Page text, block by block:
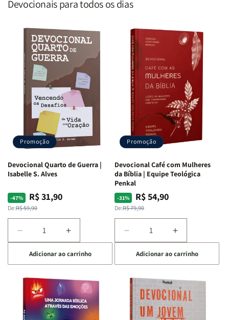
Devocionais para todos os dias
Promoção
Devocional Quarto de Guerra |
Isabelle S. Alves
-47%
Preço
normal
De:R$ 59,90
Preço
promocional
R$ 31,90
Diminuir
a
quantidade
de
Devocional
Quarto
de
Guerra
Aumentar
a
quantidade
de
Devocional
Quarto
de
Guerra
Adicionar ao carrinho
Promoção
Devocional Café com Mulheres
da Bíblia | Equipe Teológica
Penkal
-31%
Preço
normal
De:R$ 79,90
Preço
promocional
R$ 54,90
Diminuir
a
quantidade
de
Devocional
Café
com
Mulheres
Aumentar
a
quantidade
de
Devocional
Café
com
Mulheres
Adicionar ao carrinho